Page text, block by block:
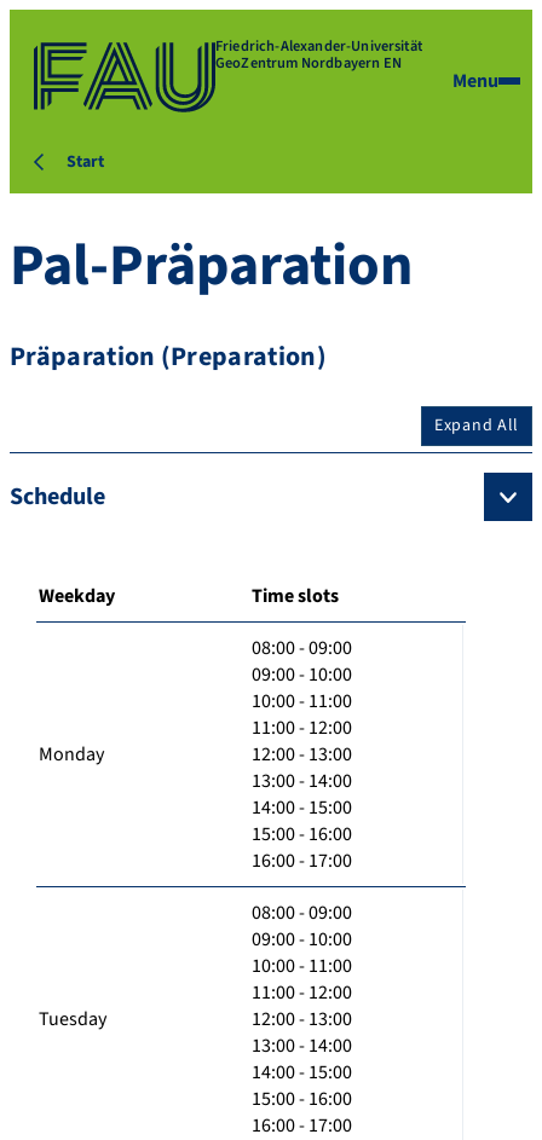
Friedrich-Alexander-Universität
GeoZentrum Nordbayern EN
Menu
Start
Pal-Präparation
Präparation (Preparation)
Expand All
Schedule
Weekday Time slots
Monday
08:00 - 09:00
09:00 - 10:00
10:00 - 11:00
11:00 - 12:00
12:00 - 13:00
13:00 - 14:00
14:00 - 15:00
15:00 - 16:00
16:00 - 17:00
Tuesday
08:00 - 09:00
09:00 - 10:00
10:00 - 11:00
11:00 - 12:00
12:00 - 13:00
13:00 - 14:00
14:00 - 15:00
15:00 - 16:00
16:00 - 17:00